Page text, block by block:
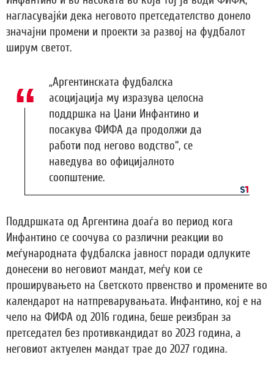
нагласувајќи дека неговото претседателство донело
значајни промени и проекти за развој на фудбалот
ширум светот.
„Аргентинската фудбалска
асоцијација му изразува целосна
поддршка на Џани Инфантино и
посакува ФИФА да продолжи да
работи под негово водство“, се
наведува во официјалното
соопштение.
Поддршката од Аргентина доаѓа во период кога
Инфантино се соочува со различни реакции во
меѓународната фудбалска јавност поради одлуките
донесени во неговиот мандат, меѓу кои се
проширувањето на Светското првенство и промените во
календарот на натпреварувањата. Инфантино, кој е на
чело на ФИФА од 2016 година, беше реизбран за
претседател без противкандидат во 2023 година, а
неговиот актуелен мандат трае до 2027 година.